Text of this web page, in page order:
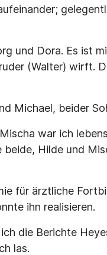
und Dora. Es ist
(Walter) wirft.
Michael, beider
war ich
Hilde und
für ärztliche
ihn realisieren.
die Berichte
las.